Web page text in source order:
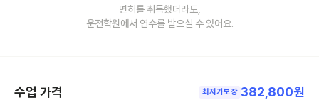
면허를 취득했더라도,
운전학원에서 연수를 받으실 수 있어요.
수업 가격 최저가보장 382,800원